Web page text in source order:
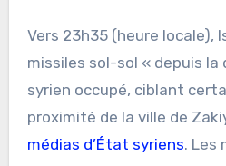
Vers 23h35 (heure locale),
missiles sol-sol « depuis la
syrien occupé, ciblant
proximité de la ville de
médias d’État syriens. Les